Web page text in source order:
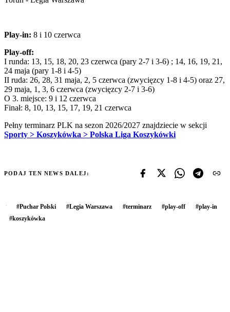
Play-in: 8 i 10 czerwca
Play-off:
I runda: 13, 15, 18, 20, 23 czerwca (pary 2-7 i 3-6) ; 14, 16, 19, 21,
24 maja (pary 1-8 i 4-5)
II ruda: 26, 28, 31 maja, 2, 5 czerwca (zwycięzcy 1-8 i 4-5) oraz 27,
29 maja, 1, 3, 6 czerwca (zwycięzcy 2-7 i 3-6)
O 3. miejsce: 9 i 12 czerwca
Finał: 8, 10, 13, 15, 17, 19, 21 czerwca
Pełny terminarz PLK na sezon 2026/2027 znajdziecie w sekcji
Sporty > Koszykówka > Polska Liga Koszykówki
PODAJ TEN NEWS DALEJ:
#Puchar Polski #Legia Warszawa #terminarz #play-off #play-in
#koszykówka